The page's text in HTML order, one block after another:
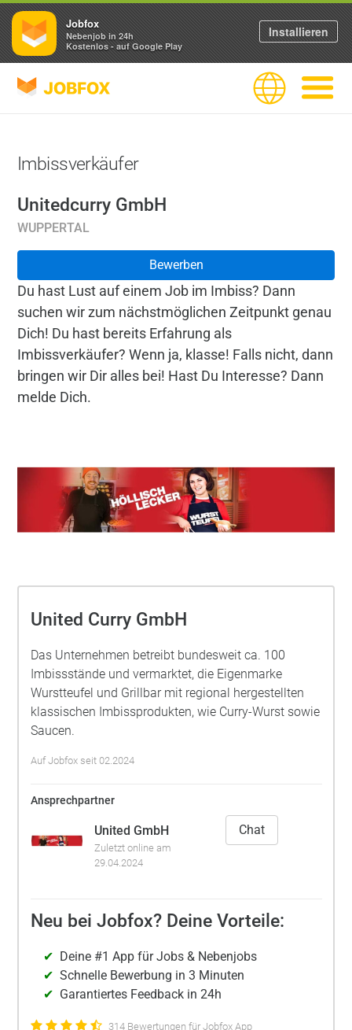
JOBFOX Sprache
Imbissverkäufer
Unitedcurry GmbH
WUPPERTAL
Bewerben
Du hast Lust auf einem Job im Imbiss? Dann
suchen wir zum nächstmöglichen Zeitpunkt genau
Dich! Du hast bereits Erfahrung als
Imbissverkäufer? Wenn ja, klasse! Falls nicht, dann
bringen wir Dir alles bei! Hast Du Interesse? Dann
melde Dich.
United Curry GmbH
Das Unternehmen betreibt bundesweit ca. 100
Imbissstände und vermarktet, die Eigenmarke
Wurstteufel und Grillbar mit regional hergestellten
klassischen Imbissprodukten, wie Curry-Wurst sowie
Saucen.
Auf Jobfox seit 02.2024
Ansprechpartner
United GmbH
Zuletzt online am
29.04.2024
Chat
Neu bei Jobfox? Deine Vorteile:
Deine #1 App für Jobs & Nebenjobs
Schnelle Bewerbung in 3 Minuten
Garantiertes Feedback in 24h
314 Bewertungen für Jobfox App
Jobfox
Nebenjob in 24h
Kostenlos - auf Google Play
Installieren